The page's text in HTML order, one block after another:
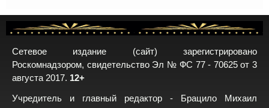
Сетевое издание (сайт) зарегистрировано
Роскомнадзором, свидетельство Эл № ФС 77 - 70625 от 3
августа 2017. 12+
Учредитель и главный редактор - Брацило Михаил